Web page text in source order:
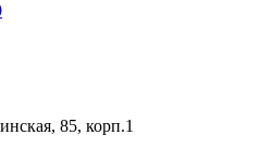
85, корп.1